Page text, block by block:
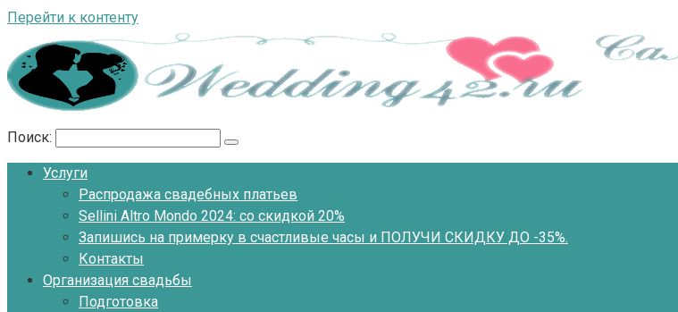
Перейти к контенту
Поиск:
Услуги
Распродажа свадебных платьев
Sellini Altro Mondo 2024: со скидкой 20%
Запишись на примерку в счастливые часы и ПОЛУЧИ СКИДКУ ДО -35%.
Контакты
Организация свадьбы
Подготовка